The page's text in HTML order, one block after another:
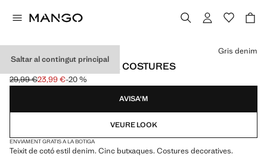
Saltar al contingut principal
JEANS CINTURA BAIXA COSTURES
Preu inicial ratllat [29,99 € ]
29,99 €
Preu actual [23,99 € ]
23,99 €-20 %
Selecciona un color
Gris denim
AVISA'M
VEURE LOOK
ENVIAMENT GRATIS A LA BOTIGA
Teixit de cotó estil denim. Cinc butxaques. Costures decoratives.